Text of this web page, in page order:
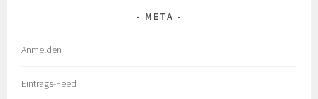
META
Anmelden
Eintrags-Feed